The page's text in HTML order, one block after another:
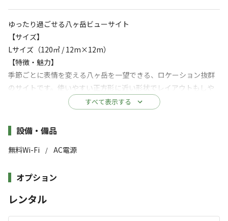
ゆったり過ごせる八ヶ岳ビューサイト
【サイズ】
Lサイズ（120㎡ / 12m×12m）
【特徴・魅力】
季節ごとに表情を変える八ヶ岳を一望できる、ロケーション抜群
のサイトです。使いやすい正方形に近い形状でレイアウトもしや
すく、120㎡のスペースでゆったりとお過ごしいただけます。※2
ルームテント＋大型タープなど大型ギアを同時設営する場合は、
お車をサイト外の場内駐車場へ移動しスペースをフル活用いただ
くのがおすすめです。
【重要事項】
い。未予約の場合は当日LINEでご連絡いただき、現地（PayPay/
• アーリー・レイト（無料）： 当日の予約状況によりご利用いた
だけます。可否案内はご宿泊日3〜4日前にメールでお送りします
すべて表示する
施設詳細
設備・備品
無料Wi-Fi / AC電源
オプション
レンタル
ゴミ捨て場
駐車場
※詳しくは「キャンプ場情報
2023年11月OPEN！八ヶ岳と南アルプスが一望
できる開放感抜群のプライベートキャンプ場。
当キャンプ場は、世界に誇る水の町『山梨県北杜市白州
白州の道の駅では24時間かけ流しの水を給水することが
でき、是非空きのペットボトルを持参の上、ミネラル分豊
富の水を汲んでからキャンプ場にお越しください。